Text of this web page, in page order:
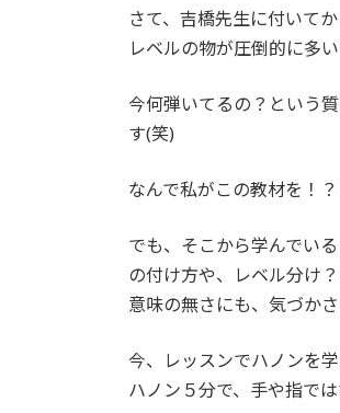
さて、吉橋先生に付いて
レベルの物が圧倒的に多い
今何弾いてるの？という
す(笑)
なんで私がこの教材を！
でも、そこから学んでい
の付け方や、レベル分け
意味の無さにも、気づかさ
今、レッスンでハノンを
ハノン５分で、手や指で